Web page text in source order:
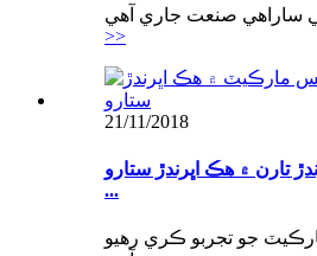
>>
21/11/2018
تارن ۾ هڪ اڀرندڙ ستارو
...
جو تجربو ڪري رهيو